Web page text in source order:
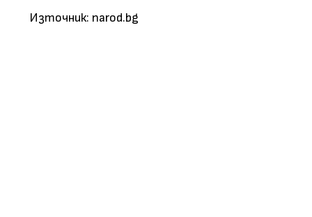
Източник: narod.bg